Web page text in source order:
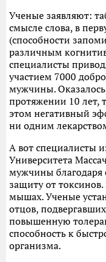
Ученые заявляют:
смысле слова, в
(способности
различным
специалисты
участием 7000
мужчины.
протяжении 10 лет,
этом негативный
ни одним
А вот специалисты
Университета
мужчины благодаря
защиту от
мышах. Ученые
отцов,
повышенную
способность к
организма.